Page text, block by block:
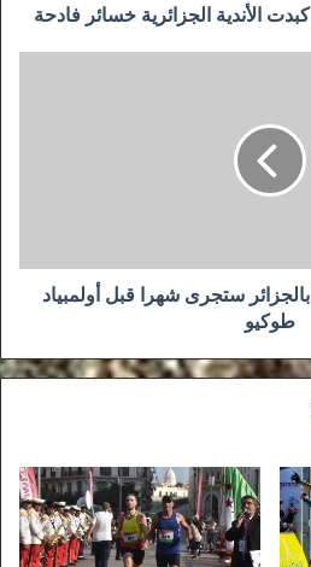
البطولة الافريقية 2021 بالجزائر ستجرى شهرا قبل أولمبياد
طوكيو